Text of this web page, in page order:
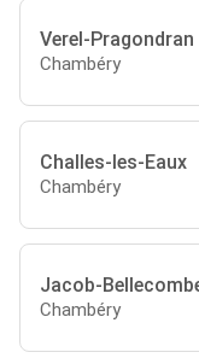
Verel-Pragondran
Chambéry
Challes-les-Eaux
Chambéry
Jacob-
Chambéry